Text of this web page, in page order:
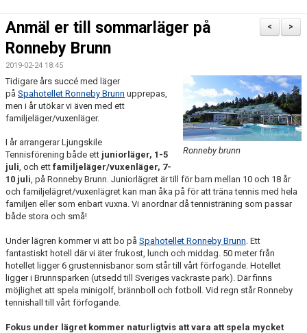
>
<
Anmäl er till sommarläger på
Ronneby Brunn
2019-02-24 18:45
Ronneby brunn
Tidigare års succé med läger
på Spahotellet Ronneby Brunn upprepas,
men i år utökar vi även med ett
familjeläger/vuxenläger.
I år arrangerar Ljungskile
Tennisförening både ett juniorläger, 1-5
juli, och ett familjeläger/vuxenläger, 7-
10 juli, på Ronneby Brunn. Juniorlägret är till för barn mellan 10 och 18 år
och familjelägret/vuxenlägret kan man åka på för att träna tennis med hela
familjen eller som enbart vuxna. Vi anordnar då tennisträning som passar
både stora och små!
Under lägren kommer vi att bo på Spahotellet Ronneby Brunn. Ett
fantastiskt hotell där vi äter frukost, lunch och middag. 50 meter från
hotellet ligger 6 grustennisbanor som står till vårt förfogande. Hotellet
ligger i Brunnsparken (utsedd till Sveriges vackraste park). Där finns
möjlighet att spela minigolf, brännboll och fotboll. Vid regn står Ronneby
tennishall till vårt förfogande.
Fokus under lägret kommer naturligtvis att vara att spela mycket